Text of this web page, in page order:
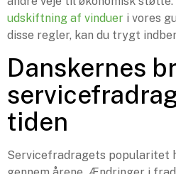
udskiftning af vinduer i vores
disse regler, kan du trygt
Danskernes
tiden
Servicefradragets popularitet